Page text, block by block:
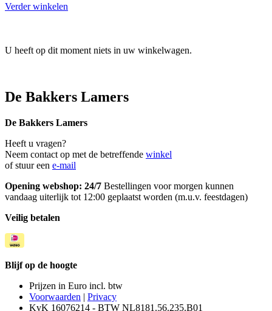
Verder winkelen
U heeft op dit moment niets in uw winkelwagen.
De Bakkers Lamers
De Bakkers Lamers
Heeft u vragen?
Neem contact op met de betreffende winkel
of stuur een e-mail
Opening webshop: 24/7 Bestellingen voor morgen kunnen
vandaag uiterlijk tot 12:00 geplaatst worden (m.u.v. feestdagen)
Veilig betalen
Blijf op de hoogte
Prijzen in Euro incl. btw
Voorwaarden | Privacy
KvK 16076214 - BTW NL8181.56.235.B01